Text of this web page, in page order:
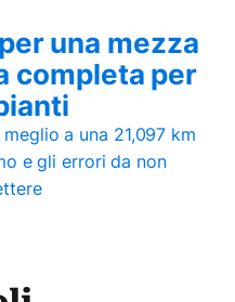
una mezza
completa per
a una 21,097 km
e gli errori da non